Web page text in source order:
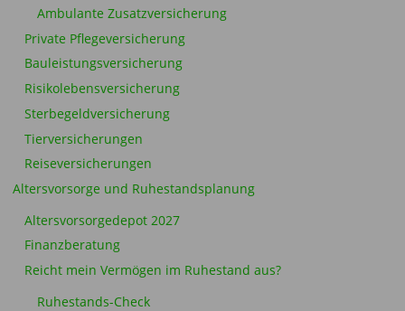
Ambulante Zusatzversicherung
Private Pflegeversicherung
Bauleistungsversicherung
Risikolebensversicherung
Sterbegeldversicherung
Tierversicherungen
Reiseversicherungen
Altersvorsorge und Ruhestandsplanung
Altersvorsorgedepot 2027
Finanzberatung
Reicht mein Vermögen im Ruhestand aus?
Ruhestands-Check